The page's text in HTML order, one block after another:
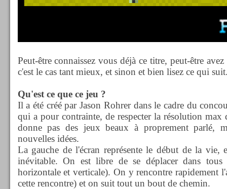
Peut-être connaissez vous déjà ce titre, peut-être
c'est le cas tant mieux, et sinon et bien lisez ce qui
Qu'est ce que ce jeu ?
Il a été créé par Jason Rohrer dans le cadre du
qui a pour contrainte, de respecter la résolution
donne pas des jeux beaux à proprement parlé,
nouvelles idées.
La gauche de l'écran représente le début de la vie,
inévitable. On est libre de se déplacer dans
horizontale et verticale). On y rencontre rapidement
cette rencontre) et on suit tout un bout de chemin.